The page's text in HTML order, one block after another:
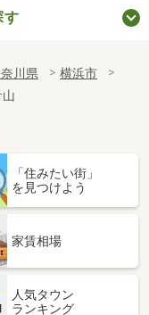
す
川県
横浜市
「住みたい街」
を見つけよう
家賃相場
人気タウン
ランキング